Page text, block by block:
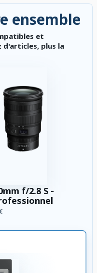
ensemble
et
d'articles, plus la
f/2.8 S -